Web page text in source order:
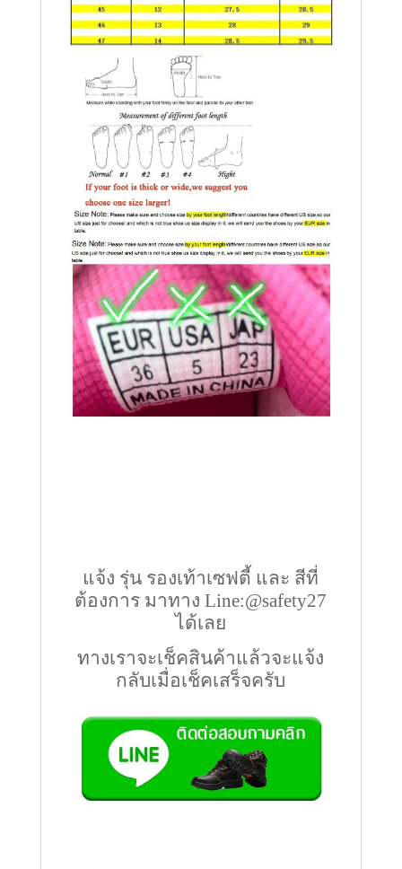
แจ้ง รุ่น รองเท้าเซฟตี้ และ สีที่
ต้องการ มาทาง Line:@safety27
ได้เลย
ทางเราจะเช็คสินค้าแล้วจะแจ้ง
กลับเมื่อเช็คเสร็จครับ